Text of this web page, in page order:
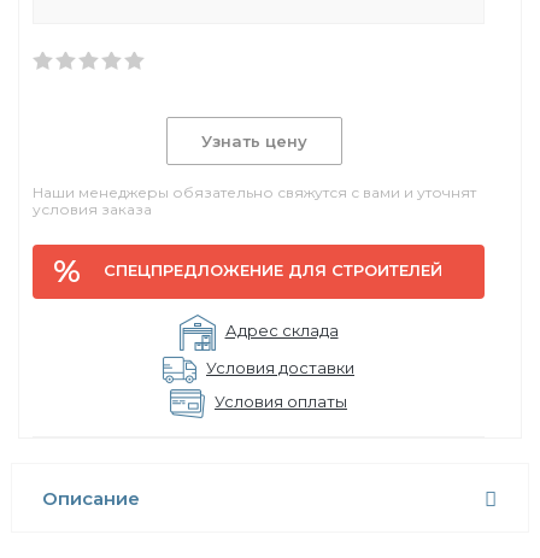
Узнать цену
Наши менеджеры обязательно свяжутся с вами и уточнят
условия заказа
СПЕЦПРЕДЛОЖЕНИЕ ДЛЯ СТРОИТЕЛЕЙ
Адрес склада
Условия доставки
Условия оплаты
Описание